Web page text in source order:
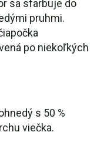
sa sfarbuje do
pruhmi.
po niekoľkých
s 50 %
viečka.